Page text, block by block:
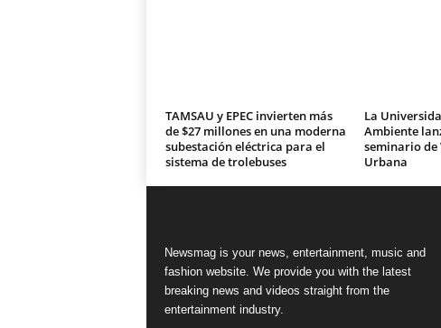
TAMSAU y EPEC invierten más
de $27 millones en una moderna
subestación eléctrica para el
sistema de trolebuses
La
Ambiente
seminario
Urbana
Newsmag is your news, entertainment, music and
fashion website. We provide you with the latest
breaking news and videos straight from the
entertainment industry.